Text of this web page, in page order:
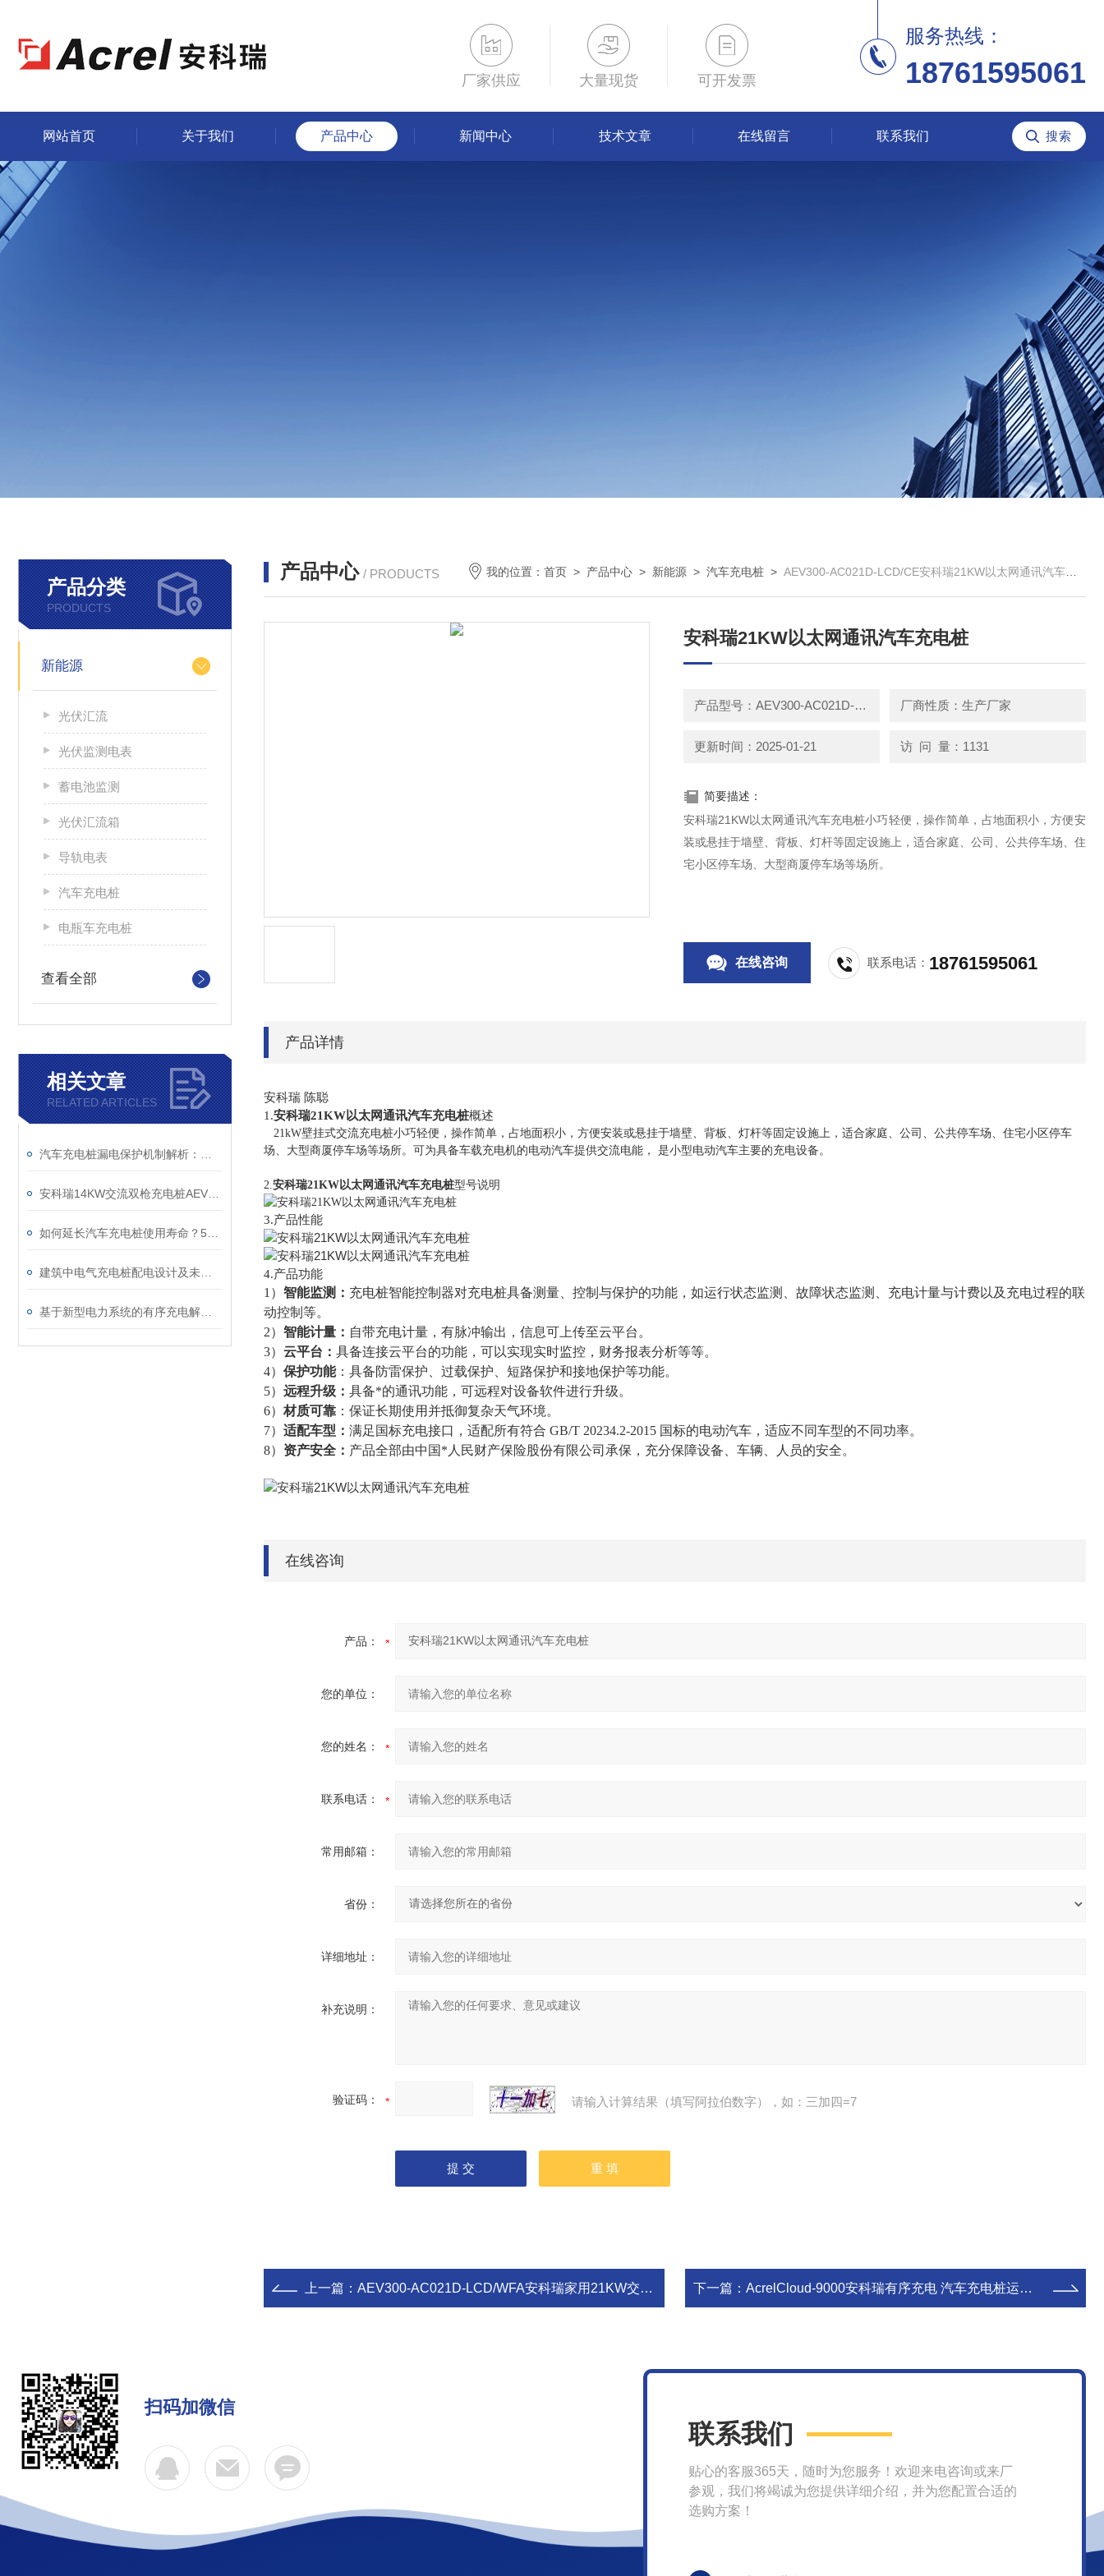
厂家供应 大量现货 可开发票
服务热线：
18761595061
网站首页 关于我们 产品中心 新闻中心 技术文章 在线留言 联系我们
产品分类
PRODUCTS
新能源
光伏汇流
光伏监测电表
蓄电池监测
光伏汇流箱
导轨电表
汽车充电桩
电瓶车充电桩
查看全部
相关文章
RELATED ARTICLES
产品中心 / PRODUCTS 我的位置：首页 > 产品中心 > 新能源 >汽车充电桩 >AEV300-AC021D-LCD/CE安科瑞21KW以太网通讯汽车充电桩
安科瑞21KW以太网通讯汽车充电桩
产品型号：AEV300-AC021D-LCD/CE 厂商性质：生产厂家
更新时间：2025-01-21 访 问 量：1131
简要描述：
安科瑞21KW以太网通讯汽车充电桩小巧轻便，操作简单，占地面积小，方便安
装或悬挂于墙壁、背板、灯杆等固定设施上，适合家庭、公司、公共停车场、住
宅小区停车场、大型商厦停车场等场所。
在线咨询 联系电话： 18761595061
产品详情
安科瑞 陈聪
1.安科瑞21KW以太网通讯汽车充电桩概述
21kW壁挂式交流充电桩小巧轻便，操作简单，占地面积小，方便安装或悬挂于墙壁、背板、灯杆等固定设施上，适合家庭、公司、公共停车场、住宅小区停车
场、大型商厦停车场等场所。可为具备车载充电机的电动汽车提供交流电能， 是小型电动汽车主要的充电设备。
2.安科瑞21KW以太网通讯汽车充电桩型号说明
3.产品性能
4.产品功能
1） 智能监测： 充电桩智能控制器对充电桩具备测量、控制与保护的功能，如运行状态监测、故障状态监测、充电计量与计费以及充电过程的联
动控制等。
2） 智能计量： 自带充电计量，有脉冲输出，信息可上传至云平台。
3） 云平台： 具备连接云平台的功能，可以实现实时监控，财务报表分析等等。
4） 保护功能：具备防雷保护、过载保护、短路保护和接地保护等功能。
5） 远程升级： 具备*的通讯功能，可远程对设备软件进行升级。
6） 材质可靠 ：保证长期使用并抵御复杂天气环境。
7） 适配车型： 满足国标充电接口，适配所有符合 GB/T 20234.2-2015 国标的电动汽车，适应不同车型的不同功率。
8） 资产安全： 产品全部由中国*人民财产保险股份有限公司承保，充分保障设备、车辆、人员的安全。
在线咨询
产品：
您的单位：
您的姓名：
联系电话：
常用邮箱：
省份：
详细地址：
补充说明：
验证码： 请输入计算结果（填写阿拉伯数字），如：三加四=7
上一篇： AEV300-AC021D-LCD/WFA安科瑞家用21KW交流汽车充电桩 下一篇： AcrelCloud-9000安科瑞有序充电 汽车充电桩运维云平台
扫码加微信
联系我们
贴心的客服365天，随时为您服务！欢迎来电咨询或来厂
参观，我们将竭诚为您提供详细介绍，并为您配置合适的
选购方案！